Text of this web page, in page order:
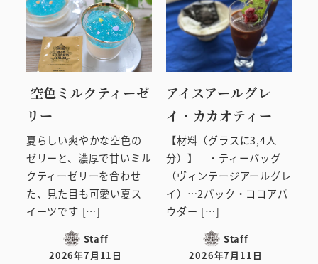
空色ミルクティーゼ
リー
夏らしい爽やかな空色の
ゼリーと、濃厚で甘いミル
クティーゼリーを合わせ
た、見た目も可愛い夏ス
イーツです […]
Staff
2026年7月11日
アイスアールグレ
イ・カカオティー
【材料（グラスに3,4人
分）】 ・ティーバッグ
（ヴィンテージアールグレ
イ）…2パック・ココアパ
ウダー […]
Staff
2026年7月11日